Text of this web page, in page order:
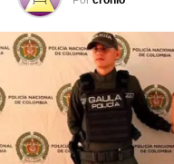
Comparte
Facebook